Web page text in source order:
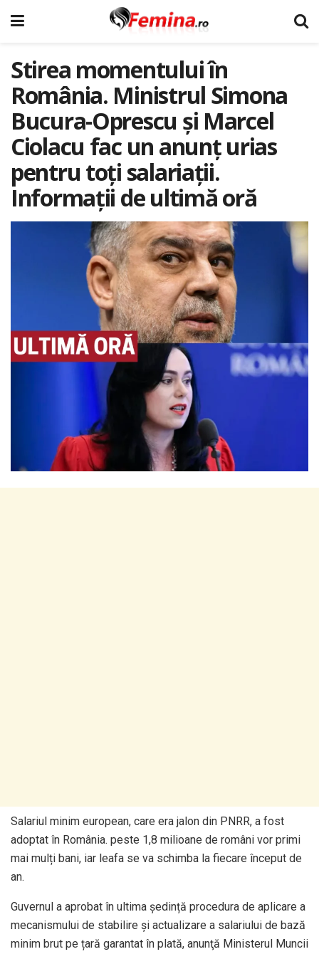
Stirea momentului în
România. Ministrul Simona
Bucura-Oprescu și Marcel
Ciolacu fac un anunț urias
pentru toți salariații.
Informații de ultimă oră
Salariul minim european, care era jalon din PNRR, a fost
adoptat în România. peste 1,8 milioane de români vor primi
mai mulți bani, iar leafa se va schimba la fiecare început de
an.
Guvernul a aprobat în ultima ședință procedura de aplicare a
mecanismului de stabilire și actualizare a salariului de bază
minim brut pe țară garantat în plată, anunţă Ministerul Muncii